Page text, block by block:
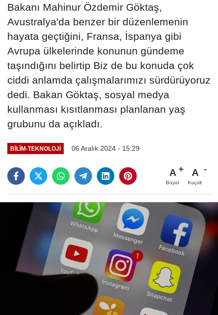
Bakanı Mahinur Özdemir Göktaş,
Avustralya'da benzer bir düzenlemenin
hayata geçtiğini, Fransa, İspanya gibi
Avrupa ülkelerinde konunun gündeme
taşındığını belirtip Biz de bu konuda çok
ciddi anlamda çalışmalarımızı sürdürüyoruz
dedi. Bakan Göktaş, sosyal medya
kullanması kısıtlanması planlanan yaş
grubunu da açıkladı.
BILIM-TEKNOLOJI 06 Aralık 2024 - 15:29
A
Büyüt
A
Küçült